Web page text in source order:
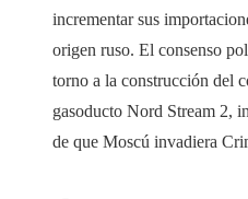
incrementar sus
origen ruso. El consenso
torno a la construcción del
gasoducto Nord Stream 2,
de que Moscú invadiera